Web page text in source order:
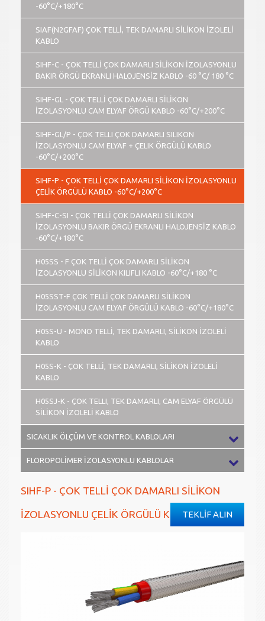
-60°C/+180°C
SIAF(N2GFAF) ÇOK TELLİ, TEK DAMARLI SİLİKON İZOLELİ
KABLO
SIHF-C - ÇOK TELLİ ÇOK DAMARLI SİLİKON İZOLASYONLU
BAKIR ÖRGÜ EKRANLI HALOJENSİZ KABLO -60 °C/ 180 °C
SIHF-GL - ÇOK TELLİ ÇOK DAMARLI SİLİKON
İZOLASYONLU CAM ELYAF ÖRGÜ KABLO -60°C/+200°C
SIHF-GL/P - ÇOK TELLI ÇOK DAMARLI SILIKON
İZOLASYONLU CAM ELYAF + ÇELIK ÖRGÜLÜ KABLO
-60°C/+200°C
SIHF-P - ÇOK TELLİ ÇOK DAMARLI SİLİKON İZOLASYONLU
ÇELİK ÖRGÜLÜ KABLO -60°C/+200°C
SIHF-C-SI - ÇOK TELLİ ÇOK DAMARLI SİLİKON
İZOLASYONLU BAKIR ÖRGÜ EKRANLI HALOJENSİZ KABLO
-60°C/+180°C
H05SS - F ÇOK TELLİ ÇOK DAMARLI SİLİKON
İZOLASYONLU SİLİKON KILIFLI KABLO -60°C/+180 °C
H05SST-F ÇOK TELLİ ÇOK DAMARLI SİLİKON
İZOLASYONLU CAM ELYAF ÖRGÜLÜ KABLO -60°C/+180°C
H05S-U - MONO TELLİ, TEK DAMARLI, SİLİKON İZOLELİ
KABLO
H05S-K - ÇOK TELLİ, TEK DAMARLI, SİLİKON İZOLELİ
KABLO
H05SJ-K - ÇOK TELLI, TEK DAMARLI, CAM ELYAF ÖRGÜLÜ
SİLİKON İZOLELİ KABLO
SICAKLIK ÖLÇÜM VE KONTROL KABLOLARI
FLOROPOLİMER İZOLASYONLU KABLOLAR
SIHF-P - ÇOK TELLİ ÇOK DAMARLI SİLİKON
İZOLASYONLU ÇELİK ÖRGÜLÜ KABLOTEKLİF ALIN